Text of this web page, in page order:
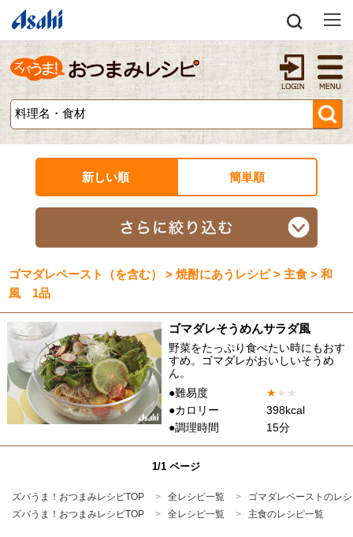
新しい順 簡単順
ゴマダレペースト（を含む） > 焼酎にあうレシピ > 主食 > 和
風 1品
ゴマダレそうめんサラダ風
野菜をたっぷり食べたい時にもおす
すめ。ゴマダレがおいしいそうめ
ん。
●難易度
★★ ★
●カロリー
398kcal
●調理時間
15分
1/1 ページ
ズバうま！おつまみレシピTOP 全レシピ一覧
ゴマダレペーストのレ
ズバうま！おつまみレシピTOP
全レシピ一覧 主食のレシピ一覧